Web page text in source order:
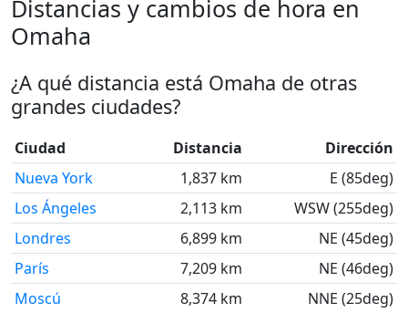
Distancias y cambios de hora en
Omaha
¿A qué distancia está Omaha de otras
grandes ciudades?
Ciudad Distancia
Dirección
Nueva York
1,837 km
E (85deg)
Los Ángeles
2,113 km
WSW (255deg)
Londres
6,899 km
NE (45deg)
París
7,209 km
NE (46deg)
Moscú
8,374 km
NNE (25deg)